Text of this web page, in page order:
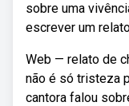
sobre uma
escrever um
Web — relato de
não é só tristeza
cantora falou